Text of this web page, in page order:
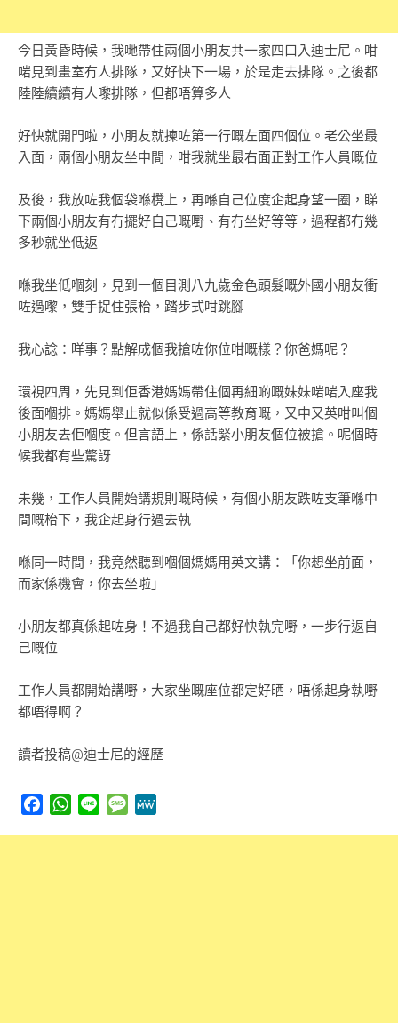
今日黃昏時候，我哋帶住兩個小朋友共一家四口入迪士尼。咁
啱見到畫室冇人排隊，又好快下一場，於是走去排隊。之後都
陸陸續續有人嚟排隊，但都唔算多人
好快就開門啦，小朋友就揀咗第一行嘅左面四個位。老公坐最
入面，兩個小朋友坐中間，咁我就坐最右面正對工作人員嘅位
及後，我放咗我個袋喺櫈上，再喺自己位度企起身望一圈，睇
下兩個小朋友有冇擺好自己嘅嘢、有冇坐好等等，過程都冇幾
多秒就坐低返
喺我坐低嗰刻，見到一個目測八九歲金色頭髮嘅外國小朋友衝
咗過嚟，雙手捉住張枱，踏步式咁跳腳
我心諗：咩事？點解成個我搶咗你位咁嘅樣？你爸媽呢？
環視四周，先見到佢香港媽媽帶住個再細啲嘅妹妹啱啱入座我
後面嗰排。媽媽舉止就似係受過高等教育嘅，又中又英咁叫個
小朋友去佢嗰度。但言語上，係話緊小朋友個位被搶。呢個時
候我都有些驚訝
未幾，工作人員開始講規則嘅時候，有個小朋友跌咗支筆喺中
間嘅枱下，我企起身行過去執
喺同一時間，我竟然聽到嗰個媽媽用英文講：「你想坐前面，
而家係機會，你去坐啦」
小朋友都真係起咗身！不過我自己都好快執完嘢，一步行返自
己嘅位
工作人員都開始講嘢，大家坐嘅座位都定好晒，唔係起身執嘢
都唔得啊？
讀者投稿@迪士尼的經歷
FacebookWhatsApp
Line Message